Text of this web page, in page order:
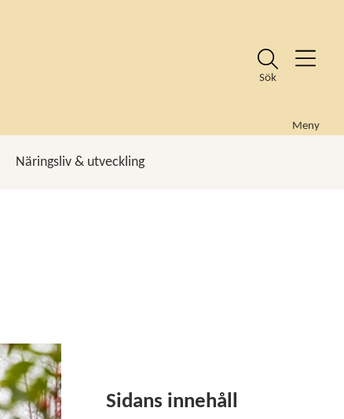
Sök
Meny
Näringsliv & utveckling
Sidans innehåll